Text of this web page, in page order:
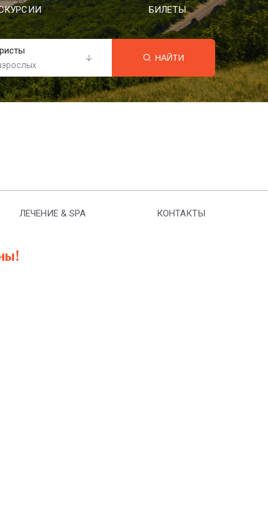
БИЛЕТЫ
НАЙТИ
ЛЕЧЕНИЕ & SPA КОНТАКТЫ